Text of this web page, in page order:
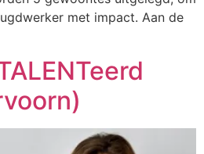
met impact. Aan de